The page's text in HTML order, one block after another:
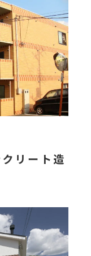
リート造